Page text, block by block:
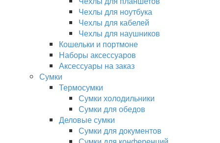
Чехлы для ноутбука
Чехлы для кабелей
Чехлы для наушников
Кошельки и портмоне
Наборы аксессуаров
Аксессуары на заказ
Сумки
Термосумки
Сумки холодильники
Сумки для обедов
Деловые сумки
Сумки для документов